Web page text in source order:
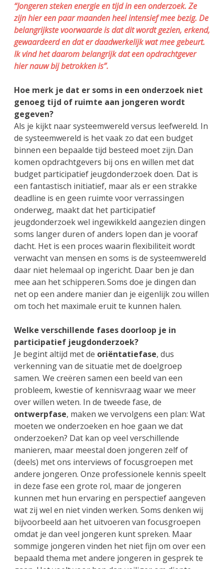
“Jongeren steken energie en tijd in een onderzoek. Ze
zijn hier een paar maanden heel intensief mee bezig. De
belangrijkste voorwaarde is dat dit wordt gezien, erkend,
gewaardeerd en dat er daadwerkelijk wat mee gebeurt.
Ik vind het daarom belangrijk dat een opdrachtgever
hier nauw bij betrokken is”.
Hoe merk je dat er soms in een onderzoek niet
genoeg tijd of ruimte aan jongeren wordt
gegeven?
Als je kijkt naar systeemwereld versus leefwereld. In
de systeemwereld is het vaak zo dat een budget
binnen een bepaalde tijd besteed moet zijn. Dan
komen opdrachtgevers bij ons en willen met dat
budget participatief jeugdonderzoek doen. Dat is
een fantastisch initiatief, maar als er een strakke
deadline is en geen ruimte voor verrassingen
onderweg, maakt dat het participatief
jeugdonderzoek wel ingewikkeld aangezien dingen
soms langer duren of anders lopen dan je vooraf
dacht. Het is een proces waarin flexibiliteit wordt
verwacht van mensen en soms is de systeemwereld
daar niet helemaal op ingericht. Daar ben je dan
mee aan het schipperen. Soms doe je dingen dan
net op een andere manier dan je eigenlijk zou willen
om toch het maximale eruit te kunnen halen.
Welke verschillende fases doorloop je in
participatief jeugdonderzoek?
Je begint altijd met de oriëntatiefase, dus
verkenning van de situatie met de doelgroep
samen. We creëren samen een beeld van een
probleem, kwestie of kennisvraag waar we meer
over willen weten. In de tweede fase, de
ontwerpfase, maken we vervolgens een plan: Wat
moeten we onderzoeken en hoe gaan we dat
onderzoeken? Dat kan op veel verschillende
manieren, maar meestal doen jongeren zelf of
(deels) met ons interviews of focusgroepen met
andere jongeren. Onze professionele kennis speelt
in deze fase een grote rol, maar de jongeren
kunnen met hun ervaring en perspectief aangeven
wat zij wel en niet vinden werken. Soms denken wij
bijvoorbeeld aan het uitvoeren van focusgroepen
omdat je dan veel jongeren kunt spreken. Maar
sommige jongeren vinden het niet fijn om over een
bepaald thema met andere jongeren in gesprek te